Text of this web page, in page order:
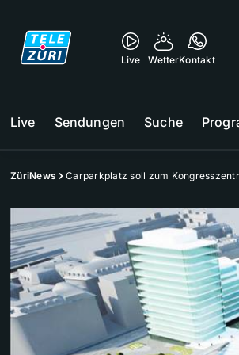
Live WetterKontakt
Live Sendungen Suche
ZüriNews Carparkplatz soll zum